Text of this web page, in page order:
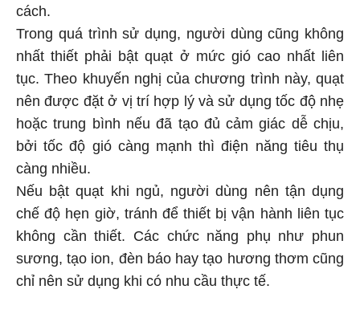
cách.
Trong quá trình sử dụng, người dùng cũng không
nhất thiết phải bật quạt ở mức gió cao nhất liên
tục. Theo khuyến nghị của chương trình này, quạt
nên được đặt ở vị trí hợp lý và sử dụng tốc độ nhẹ
hoặc trung bình nếu đã tạo đủ cảm giác dễ chịu,
bởi tốc độ gió càng mạnh thì điện năng tiêu thụ
càng nhiều.
Nếu bật quạt khi ngủ, người dùng nên tận dụng
chế độ hẹn giờ, tránh để thiết bị vận hành liên tục
không cần thiết. Các chức năng phụ như phun
sương, tạo ion, đèn báo hay tạo hương thơm cũng
chỉ nên sử dụng khi có nhu cầu thực tế.